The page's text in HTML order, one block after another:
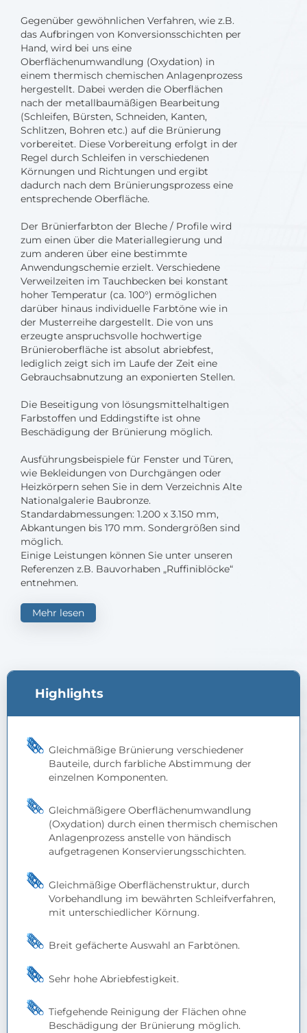
Gegenüber gewöhnlichen Verfahren, wie z.B.
das Aufbringen von Konversionsschichten per
Hand, wird bei uns eine
Oberflächenumwandlung (Oxydation) in
einem thermisch chemischen Anlagenprozess
hergestellt. Dabei werden die Oberflächen
nach der metallbaumäßigen Bearbeitung
(Schleifen, Bürsten, Schneiden, Kanten,
Schlitzen, Bohren etc.) auf die Brünierung
vorbereitet. Diese Vorbereitung erfolgt in der
Regel durch Schleifen in verschiedenen
Körnungen und Richtungen und ergibt
dadurch nach dem Brünierungsprozess eine
entsprechende Oberfläche.
Der Brünierfarbton der Bleche / Profile wird
zum einen über die Materiallegierung und
zum anderen über eine bestimmte
Anwendungschemie erzielt. Verschiedene
Verweilzeiten im Tauchbecken bei konstant
hoher Temperatur (ca. 100°) ermöglichen
darüber hinaus individuelle Farbtöne wie in
der Musterreihe dargestellt. Die von uns
erzeugte anspruchsvolle hochwertige
Brünieroberfläche ist absolut abriebfest,
lediglich zeigt sich im Laufe der Zeit eine
Gebrauchsabnutzung an exponierten Stellen.
Die Beseitigung von lösungsmittelhaltigen
Farbstoffen und Eddingstifte ist ohne
Beschädigung der Brünierung möglich.
Ausführungsbeispiele für Fenster und Türen,
wie Bekleidungen von Durchgängen oder
Heizkörpern sehen Sie in dem Verzeichnis Alte
Nationalgalerie Baubronze.
Standardabmessungen: 1.200 x 3.150 mm,
Abkantungen bis 170 mm. Sondergrößen sind
möglich.
Einige Leistungen können Sie unter unseren
Referenzen z.B. Bauvorhaben „Ruffiniblöcke“
entnehmen.
Mehr lesen
Highlights
Gleichmäßige Brünierung verschiedener
Bauteile, durch farbliche Abstimmung der
einzelnen Komponenten.
Gleichmäßigere Oberflächenumwandlung
(Oxydation) durch einen thermisch chemischen
Anlagenprozess anstelle von händisch
aufgetragenen Konservierungsschichten.
Gleichmäßige Oberflächenstruktur, durch
Vorbehandlung im bewährten Schleifverfahren,
mit unterschiedlicher Körnung.
Breit gefächerte Auswahl an Farbtönen.
Sehr hohe Abriebfestigkeit.
Tiefgehende Reinigung der Flächen ohne
Beschädigung der Brünierung möglich.